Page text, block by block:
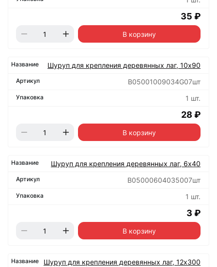
35 ₽
В корзину
Шуруп для крепления деревянных лаг, 10х90
B05001009034G07шт
1 шт.
28 ₽
В корзину
Шуруп для крепления деревянных лаг, 6х40
B05000604035007шт
1 шт.
3 ₽
В корзину
Шуруп для крепления деревянных лаг, 12х300